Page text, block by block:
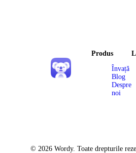
Produs
Învață
Blog
Despre
noi
© 2026 Wordy. Toate drepturile